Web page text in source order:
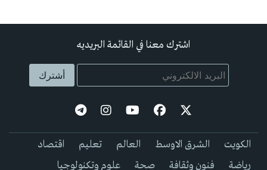
اشترك معنا في القائمة البريديه
الكويت الشرق الاوسط العالم تعليم
اقتصاد
رياضة
فنون وثقافة صحة علوم وتكنولوجيا